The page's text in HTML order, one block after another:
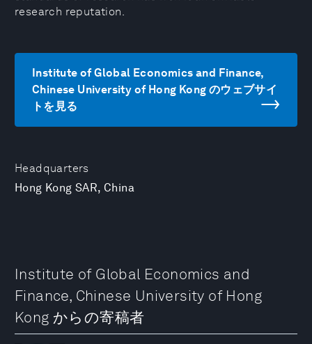
Headquarters
Hong Kong SAR, China
research reputation.
Institute of Global Economics and Finance,
Chinese University of Hong Kong のウェブサイ
トを見る
Institute of Global Economics and
Finance, Chinese University of Hong
Kong からの寄稿者